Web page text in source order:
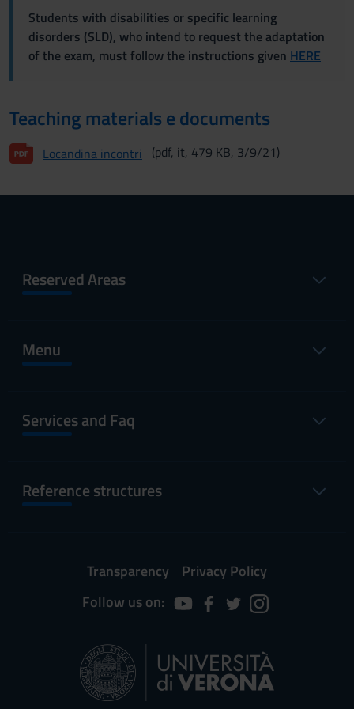
Students with disabilities or specific learning
disorders (SLD), who intend to request the adaptation
of the exam, must follow the instructions given HERE
Teaching materials e documents
Locandina incontri (pdf, it, 479 KB, 3/9/21)
Reserved Areas
Menu
Services and Faq
Reference structures
Transparency
Privacy Policy
Follow us on: